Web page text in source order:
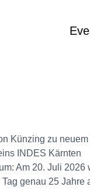
Künzing zu
INDES Kärnten
Am 20. Juli 2026
genau 25 Jahre